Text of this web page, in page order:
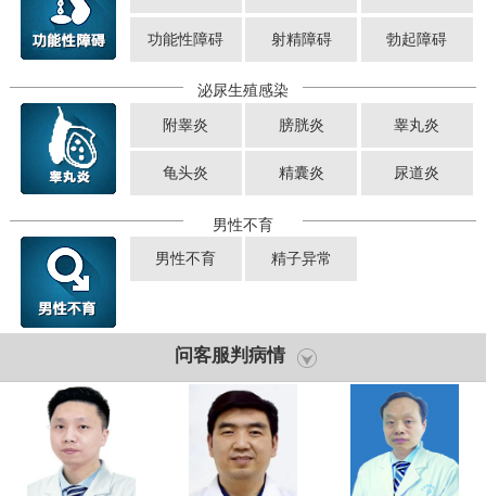
功能性障碍 射精障碍 勃起障碍
泌尿生殖感染
附睾炎 膀胱炎 睾丸炎
龟头炎 精囊炎 尿道炎
男性不育
男性不育 精子异常
问客服判病情